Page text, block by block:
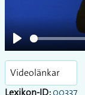
Play
Videolänkar
Lexikon-ID:00337